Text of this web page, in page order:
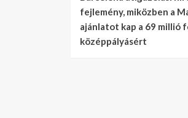
fejlemény, miközben a
ajánlatot kap a 69 millió
középpályásért